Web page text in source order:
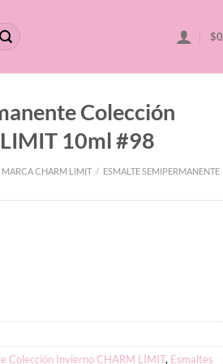
$0
Colección
10ml #98
MARCA CHARM LIMIT / ESMALTE SEMIPERMANENTE
Colección Invierno CHARM LIMIT, Esmaltes